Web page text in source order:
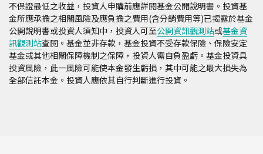
不保證最低之收益，投資人申購前應詳閱基金公開說明書。投資基
金所應承擔之相關風險及應負擔之費用(含分銷費用等)已揭露於基金
公開說明書或投資人須知中，投資人可至公開資訊觀測站或基金資
訊觀測站查閱。基金並非存款，基金投資不受存款保險、保險安定
基金或其他相關保障機制之保障，投資人需自負盈虧。基金投資具
投資風險，此一風險可能使本金發生虧損，其中可能之最大損失為
全部信託本金。投資人應依其自行判斷進行投資。